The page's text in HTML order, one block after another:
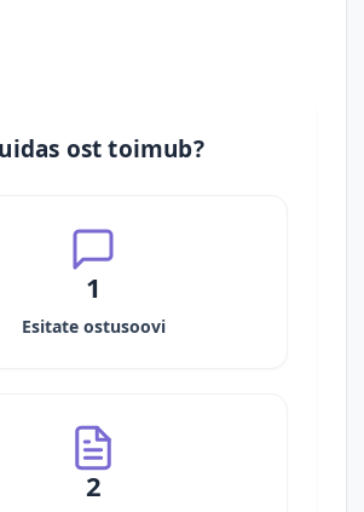
ost toimub?
1
Esitate ostusoovi
2